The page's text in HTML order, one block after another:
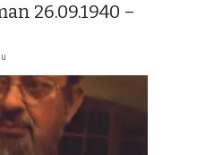
26.09.1940 –